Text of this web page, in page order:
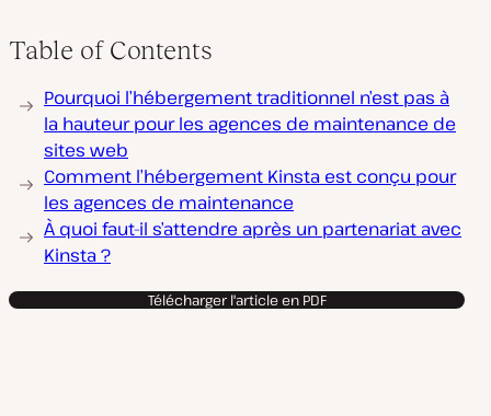
Table of Contents
Pourquoi l’hébergement traditionnel n’est pas à
la hauteur pour les agences de maintenance de
sites web
Comment l’hébergement Kinsta est conçu pour
les agences de maintenance
À quoi faut-il s’attendre après un partenariat avec
Kinsta ?
Télécharger l'article en PDF